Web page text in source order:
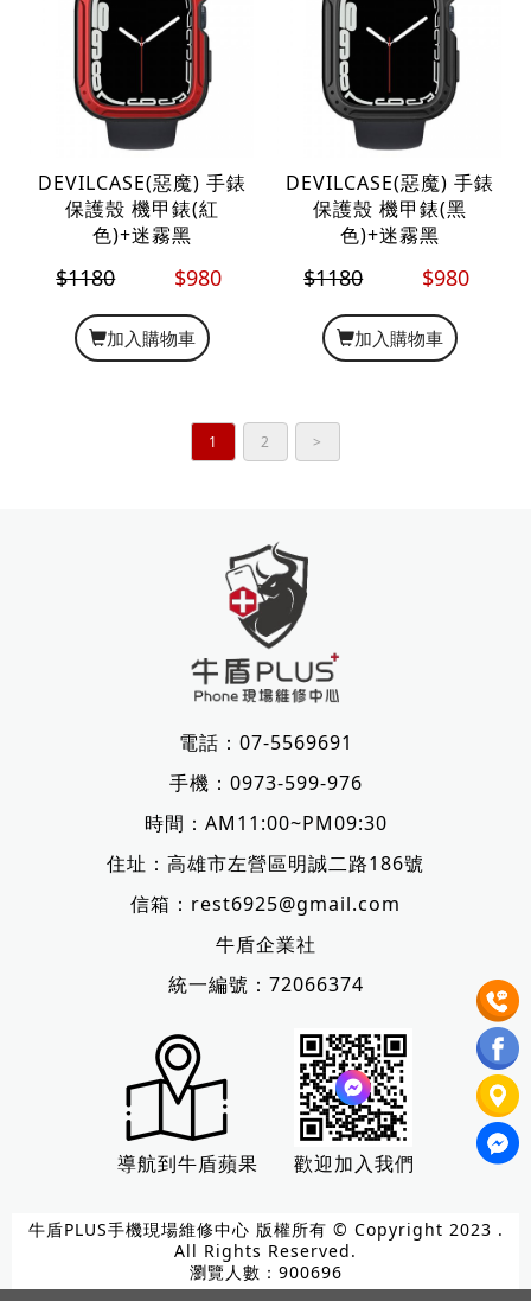
DEVILCASE(惡魔) 手錶
保護殼 機甲錶(紅
色)+迷霧黑
$1180 $980
加入購物車
DEVILCASE(惡魔) 手錶
保護殼 機甲錶(黑
色)+迷霧黑
$1180 $980
加入購物車
1 2 >
電話： 07-5569691
手機： 0973-599-976
時間：AM11:00~PM09:30
住址： 高雄市左營區明誠二路186號
信箱： rest6925@gmail.com
牛盾企業社
統一編號：72066374
導航到牛盾蘋果 歡迎加入我們
牛盾PLUS手機現場維修中心 版權所有 © Copyright 2023 .
All Rights Reserved.
瀏覽人數：900696